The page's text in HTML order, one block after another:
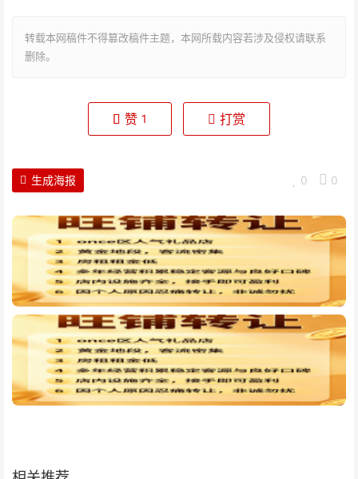
转载本网稿件不得篡改稿件主题，本网所载内容若涉及侵权请联系
删除。
赞 1 打赏
0 0
生成海报